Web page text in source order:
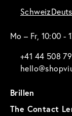
Schweiz
Mo – Fr, 10:00 -
+41 44 508
Brillen
The Contact